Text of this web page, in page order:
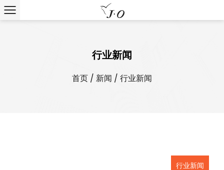
行业新闻
首页 / 新闻 / 行业新闻
行业新闻